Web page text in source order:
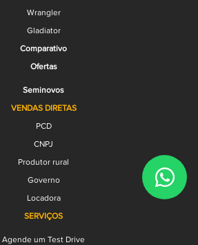
Wrangler
Gladiator
Comparativo
Ofertas
Seminovos
VENDAS DIRETAS
PCD
CNPJ
Produtor rural
Governo
Locadora
SERVIÇOS
Agende um Test Drive